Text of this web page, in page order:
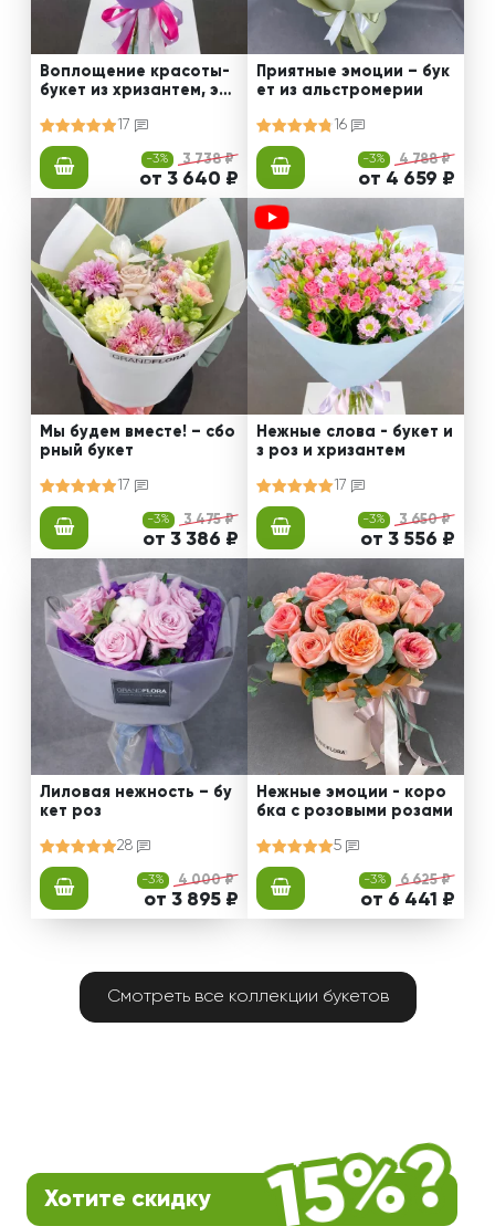
Воплощение красоты-
букет из хризантем, эус
17
-3% 3 738 ₽
от 3 640 ₽
Приятные эмоции – бук
ет из альстромерии
16
-3% 4 788 ₽
от 4 659 ₽
Мы будем вместе! – сбо
рный букет
17
-3% 3 475 ₽
от 3 386 ₽
Нежные слова - букет и
з роз и хризантем
17
-3% 3 650 ₽
от 3 556 ₽
Лиловая нежность – бу
кет роз
28
-3% 4 000 ₽
от 3 895 ₽
Нежные эмоции - коро
бка с розовыми розами
5
-3% 6 625 ₽
от 6 441 ₽
Смотреть все коллекции букетов
Хотите скидку